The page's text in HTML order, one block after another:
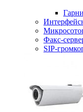
Факс-
SIP-